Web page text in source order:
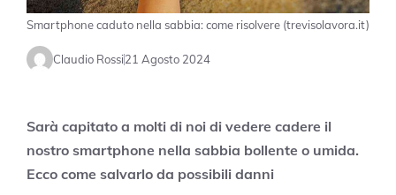
Smartphone caduto nella sabbia: come risolvere (trevisolavora.it)
Claudio Rossi21 Agosto 2024
Sarà capitato a molti di noi di vedere cadere il
nostro smartphone nella sabbia bollente o umida.
Ecco come salvarlo da possibili danni